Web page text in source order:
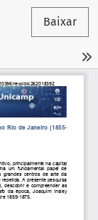
Baixar